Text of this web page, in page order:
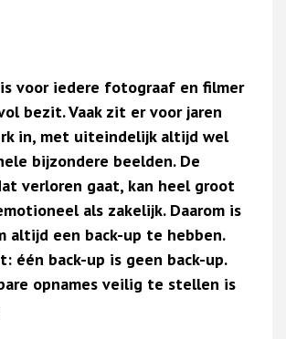
voor iedere fotograaf en filmer
bezit. Vaak zit er voor jaren
in, met uiteindelijk altijd wel
bijzondere beelden. De
verloren gaat, kan heel groot
als zakelijk. Daarom is
altijd een back-up te hebben.
één back-up is geen back-up.
opnames veilig te stellen is